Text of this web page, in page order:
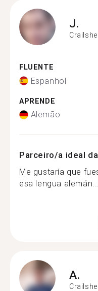
J.
FLUENTE
Espanhol
APRENDE
Alemão
Parceiro/a ideal
Me gustaría que
esa lengua alemán...
A.